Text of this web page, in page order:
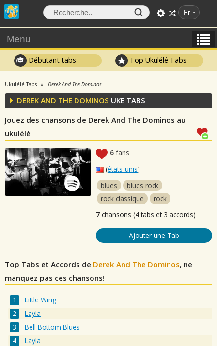
Fr
Menu
Débutant tabs Top Ukulélé Tabs
Ukulélé Tabs Derek And The Dominos
DEREK AND THE DOMINOS UKE TABS
Jouez des chansons de Derek And The Dominos au
ukulélé
6 fans
(états-unis)
blues
blues rock
rock classique
rock
7 chansons (4 tabs et 3 accords)
Ajouter une Tab
Top Tabs et Accords de Derek And The Dominos, ne
manquez pas ces chansons!
Little Wing
Layla
Bell Bottom Blues
Layla